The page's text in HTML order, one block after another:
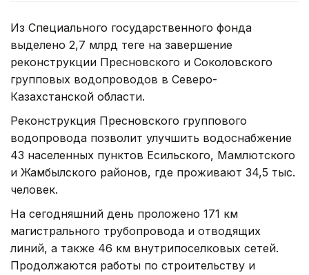
Из Специального государственного фонда
выделено 2,7 млрд теңге на завершение
реконструкции Пресновского и Соколовского
групповых водопроводов в Северо-
Казахстанской области.
Реконструкция Пресновского группового
водопровода позволит улучшить водоснабжение
43 населенных пунктов Есильского, Мамлютского
и Жамбылского районов, где проживают 34,5 тыс.
человек.
На сегодняшний день проложено 171 км
магистрального трубопровода и отводящих
линий, а также 46 км внутрипоселковых сетей.
Продолжаются работы по строительству и